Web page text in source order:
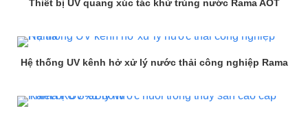
Thiết bị UV quang xúc tác khử trùng nước Rama AOT
Hệ thống UV kênh hở xử lý nước thải công nghiệp Rama